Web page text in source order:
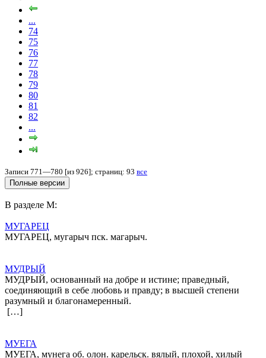
...
74
75
76
77
78
79
80
81
82
...
Записи 771—780 [из 926]; страниц: 93 все
В разделе М:
МУГАРЕЦ
МУГАРЕЦ, мугарыч пск. магарыч.
МУДРЫЙ
МУДРЫЙ, основанный на добре и истине; праведный,
соединяющий в себе любовь и правду; в высшей степени
разумный и благонамеренный.
[…]
МУЕГА
МУЕГА, мунега об. олон. карельск. вялый, плохой, хилый